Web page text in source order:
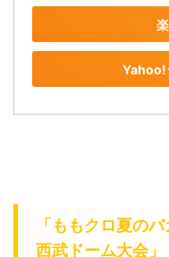
Yahoo!
「ももクロ夏の
西武ドーム大会」